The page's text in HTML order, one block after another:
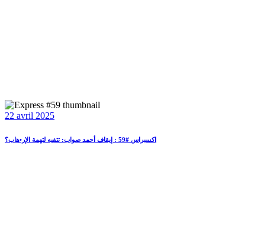
22 avril 2025
اكسبراس #59 : إيقاف أحمد صواب: تتفيه لتهمة الإر•هاب؟